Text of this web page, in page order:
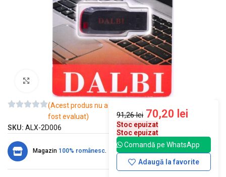
Mărește imaginea
(Acest produs nu a
fost evaluat)
SKU: ALX-2D006
Magazin 100% românesc.
91,26lei 70,20 lei
Stoc epuizat
Stoc epuizat
Comandă pe WhatsApp
Adaugă la favorite